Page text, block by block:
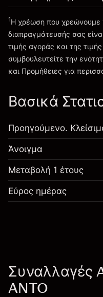
Πηγαίνετε
Χρεώσεις
1Η χρέωση που χρεώνουμε
διαπραγμάτευσής σας
τιμής αγοράς και της
συμβουλευτείτε την
και Προμήθειες για
Βασικά
Προηγούμενο.
Άνοιγμα
Μεταβολή 1 έτους
Εύρος ημέρας
Συναλλαγές
ANTO